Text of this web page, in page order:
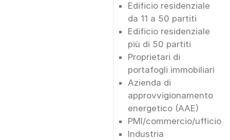
Edificio residenziale
da 11 a 50 partiti
Edificio residenziale
più di 50 partiti
Proprietari di
portafogli immobiliari
Azienda di
approvvigionamento
energetico (AAE)
PMI/commercio/ufficio
Industria